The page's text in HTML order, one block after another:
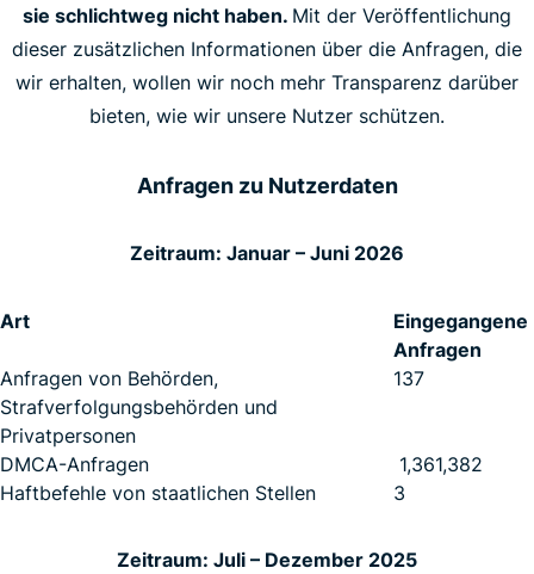
sie schlichtweg nicht haben. Mit der Veröffentlichung
dieser zusätzlichen Informationen über die Anfragen, die
wir erhalten, wollen wir noch mehr Transparenz darüber
bieten, wie wir unsere Nutzer schützen.
Anfragen zu Nutzerdaten
Zeitraum: Januar – Juni 2026
Art
Eingegangene
Anfragen
Anfragen von Behörden,
Strafverfolgungsbehörden und
Privatpersonen
137
DMCA-Anfragen
1,361,382
Haftbefehle von staatlichen Stellen
3
Zeitraum: Juli – Dezember 2025